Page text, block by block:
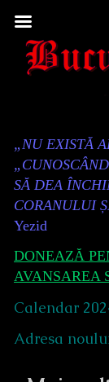
to
Content
Header
„NU EXISTĂ
SĂ DEA
CORANULUI
Yezid
DONEAZĂ
AVANSAREA
Calendar
Adresa